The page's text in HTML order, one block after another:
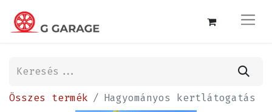
Összes termék Hagyományos kertlátogatás